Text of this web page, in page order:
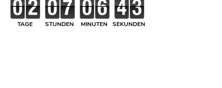
TAGE STUNDEN MINUTEN SEKUNDEN